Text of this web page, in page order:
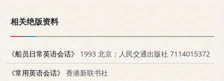
相关绝版资料
《船员日常英语会话》
1993 北京：人民交通出版社 7114015372
《常用英语会话》
香港新联书社